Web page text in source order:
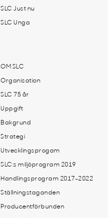
SLC Just nu
SLC Unga
OM SLC
Organisation
SLC 75 år
Uppgift
Bakgrund
Strategi
Utvecklingsprogam
SLC:s miljöprogram 2019
Handlingsprogram 2017-2022
Ställningstaganden
Producentförbunden